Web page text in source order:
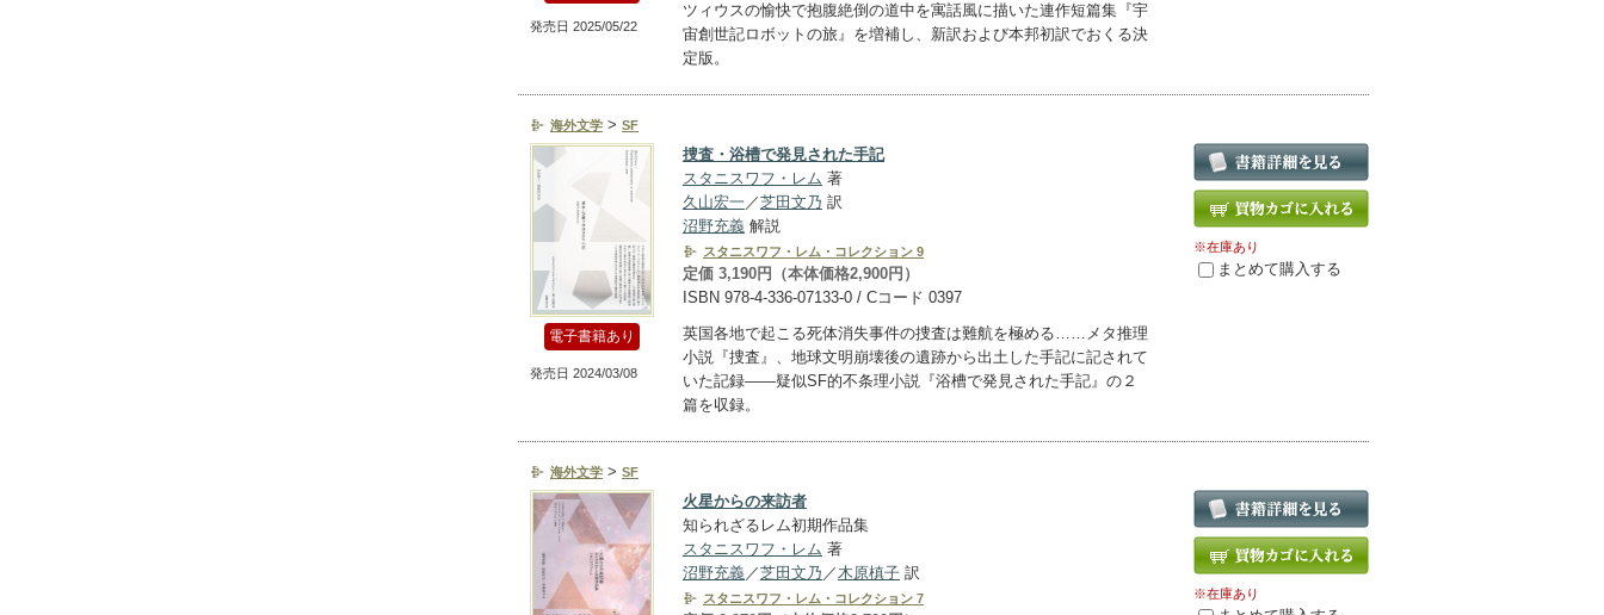
発売日 2025/05/22
ツィウスの愉快で抱腹絶倒の道中を寓話風に描いた連作短篇集『宇
宙創世記ロボットの旅』を増補し、新訳および本邦初訳でおくる決
定版。
海外文学 > SF
電子書籍あり
発売日 2024/03/08
捜査・浴槽で発見された手記
スタニスワフ・レム 著
久山宏一 ／芝田文乃 訳
沼野充義 解説
スタニスワフ・レム・コレクション 9
定価 3,190円（本体価格2,900円）
ISBN 978-4-336-07133-0 / Cコード 0397
英国各地で起こる死体消失事件の捜査は難航を極める……メタ推理
小説『捜査』、地球文明崩壊後の遺跡から出土した手記に記されて
いた記録――疑似SF的不条理小説『浴槽で発見された手記』の２
篇を収録。
※在庫あり
まとめて購入する
海外文学 > SF
火星からの来訪者
知られざるレム初期作品集
スタニスワフ・レム 著
沼野充義／芝田文乃 ／木原槙子 訳
スタニスワフ・レム・コレクション 7 ※在庫あり